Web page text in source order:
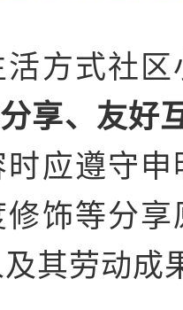
活方式社
享、友好
时应遵守
修饰等分
其劳动成